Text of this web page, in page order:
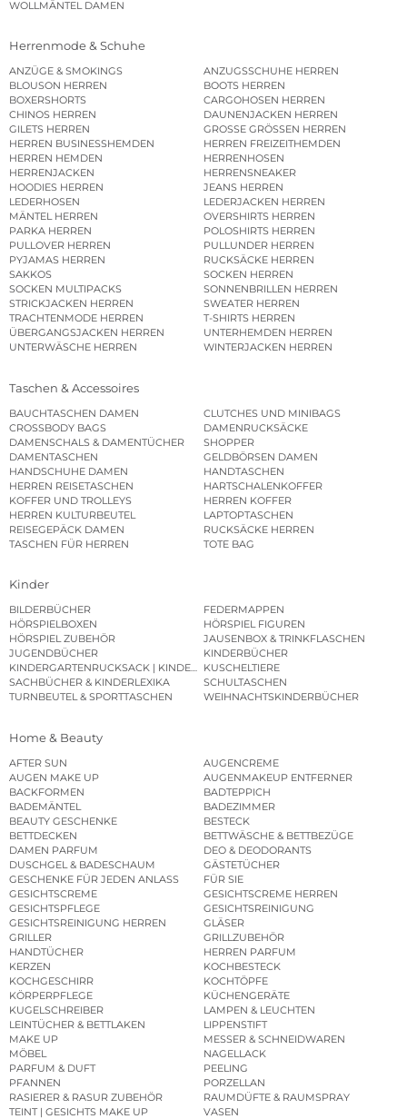
WOLLMÄNTEL DAMEN
Herrenmode & Schuhe
ANZÜGE & SMOKINGS
ANZUGSSCHUHE HERREN
BLOUSON HERREN
BOOTS HERREN
BOXERSHORTS
CARGOHOSEN HERREN
CHINOS HERREN
DAUNENJACKEN HERREN
GILETS HERREN
GROSSE GRÖSSEN HERREN
HERREN BUSINESSHEMDEN
HERREN FREIZEITHEMDEN
HERREN HEMDEN
HERRENHOSEN
HERRENJACKEN
HERRENSNEAKER
HOODIES HERREN
JEANS HERREN
LEDERHOSEN
LEDERJACKEN HERREN
MÄNTEL HERREN
OVERSHIRTS HERREN
PARKA HERREN
POLOSHIRTS HERREN
PULLOVER HERREN
PULLUNDER HERREN
PYJAMAS HERREN
RUCKSÄCKE HERREN
SAKKOS
SOCKEN HERREN
SOCKEN MULTIPACKS
SONNENBRILLEN HERREN
STRICKJACKEN HERREN
SWEATER HERREN
TRACHTENMODE HERREN
T-SHIRTS HERREN
ÜBERGANGSJACKEN HERREN
UNTERHEMDEN HERREN
UNTERWÄSCHE HERREN
WINTERJACKEN HERREN
Taschen & Accessoires
BAUCHTASCHEN DAMEN
CLUTCHES UND MINIBAGS
CROSSBODY BAGS
DAMENRUCKSÄCKE
DAMENSCHALS & DAMENTÜCHER
SHOPPER
DAMENTASCHEN
GELDBÖRSEN DAMEN
HANDSCHUHE DAMEN
HANDTASCHEN
HERREN REISETASCHEN
HARTSCHALENKOFFER
KOFFER UND TROLLEYS
HERREN KOFFER
HERREN KULTURBEUTEL
LAPTOPTASCHEN
REISEGEPÄCK DAMEN
RUCKSÄCKE HERREN
TASCHEN FÜR HERREN
TOTE BAG
Kinder
BILDERBÜCHER
FEDERMAPPEN
HÖRSPIELBOXEN
HÖRSPIEL FIGUREN
HÖRSPIEL ZUBEHÖR
JAUSENBOX & TRINKFLASCHEN
JUGENDBÜCHER
KINDERBÜCHER
KINDERGARTENRUCKSACK | KINDERGARTENBEUTEL
KUSCHELTIERE
SACHBÜCHER & KINDERLEXIKA
SCHULTASCHEN
TURNBEUTEL & SPORTTASCHEN
WEIHNACHTSKINDERBÜCHER
Home & Beauty
AFTER SUN
AUGENCREME
AUGEN MAKE UP
AUGENMAKEUP ENTFERNER
BACKFORMEN
BADTEPPICH
BADEMÄNTEL
BADEZIMMER
BEAUTY GESCHENKE
BESTECK
BETTDECKEN
BETTWÄSCHE & BETTBEZÜGE
DAMEN PARFUM
DEO & DEODORANTS
DUSCHGEL & BADESCHAUM
GÄSTETÜCHER
GESCHENKE FÜR JEDEN ANLASS
FÜR SIE
GESICHTSCREME
GESICHTSCREME HERREN
GESICHTSPFLEGE
GESICHTSREINIGUNG
GESICHTSREINIGUNG HERREN
GLÄSER
GRILLER
GRILLZUBEHÖR
HANDTÜCHER
HERREN PARFUM
KERZEN
KOCHBESTECK
KOCHGESCHIRR
KOCHTÖPFE
KÖRPERPFLEGE
KÜCHENGERÄTE
KUGELSCHREIBER
LAMPEN & LEUCHTEN
LEINTÜCHER & BETTLAKEN
LIPPENSTIFT
MAKE UP
MESSER & SCHNEIDWAREN
MÖBEL
NAGELLACK
PARFUM & DUFT
PEELING
PFANNEN
PORZELLAN
RASIERER & RASUR ZUBEHÖR
RAUMDÜFTE & RAUMSPRAY
TEINT | GESICHTS MAKE UP
VASEN